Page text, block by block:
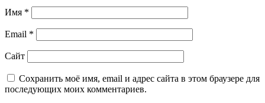
Имя *
Email *
Сайт
Сохранить моё имя, email и адрес сайта в этом браузере для
последующих моих комментариев.